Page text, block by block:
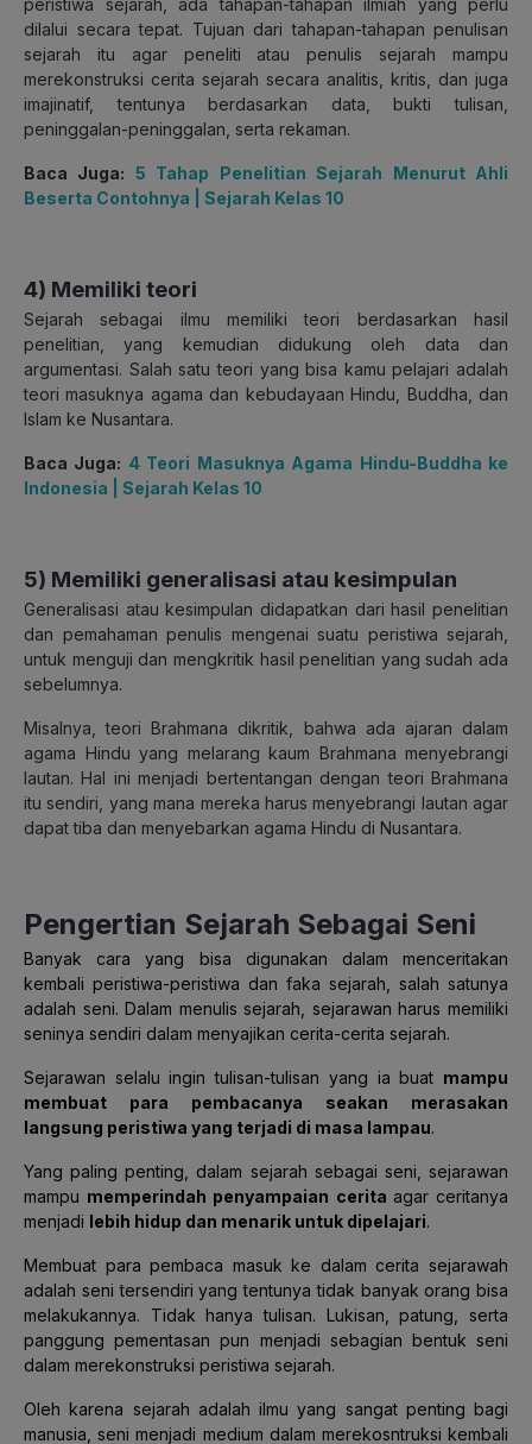
dilalui secara tepat. Tujuan dari tahapan-tahapan penulisan
sejarah itu agar peneliti atau penulis sejarah mampu
merekonstruksi cerita sejarah secara analitis, kritis, dan juga
imajinatif, tentunya berdasarkan data, bukti tulisan,
peninggalan-peninggalan, serta rekaman.
Baca Juga: 5 Tahap Penelitian Sejarah Menurut Ahli
Beserta Contohnya | Sejarah Kelas 10
4) Memiliki teori
Sejarah sebagai ilmu memiliki teori berdasarkan hasil
penelitian, yang kemudian didukung oleh data dan
argumentasi. Salah satu teori yang bisa kamu pelajari adalah
teori masuknya agama dan kebudayaan Hindu, Buddha, dan
Islam ke Nusantara.
Baca Juga: 4 Teori Masuknya Agama Hindu-Buddha ke
Indonesia | Sejarah Kelas 10
5) Memiliki generalisasi atau kesimpulan
Generalisasi atau kesimpulan didapatkan dari hasil penelitian
dan pemahaman penulis mengenai suatu peristiwa sejarah,
untuk menguji dan mengkritik hasil penelitian yang sudah ada
sebelumnya.
Misalnya, teori Brahmana dikritik, bahwa ada ajaran dalam
agama Hindu yang melarang kaum Brahmana menyebrangi
lautan. Hal ini menjadi bertentangan dengan teori Brahmana
itu sendiri, yang mana mereka harus menyebrangi lautan agar
dapat tiba dan menyebarkan agama Hindu di Nusantara.
Pengertian Sejarah Sebagai Seni
Banyak cara yang bisa digunakan dalam menceritakan
kembali peristiwa-peristiwa dan faka sejarah, salah satunya
adalah seni. Dalam menulis sejarah, sejarawan harus memiliki
seninya sendiri dalam menyajikan cerita-cerita sejarah.
Sejarawan selalu ingin tulisan-tulisan yang ia buat mampu
membuat para pembacanya seakan merasakan
langsung peristiwa yang terjadi di masa lampau.
Yang paling penting, dalam sejarah sebagai seni, sejarawan
mampu memperindah penyampaian cerita agar ceritanya
menjadi lebih hidup dan menarik untuk dipelajari.
Membuat para pembaca masuk ke dalam cerita sejarawah
adalah seni tersendiri yang tentunya tidak banyak orang bisa
melakukannya. Tidak hanya tulisan. Lukisan, patung, serta
panggung pementasan pun menjadi sebagian bentuk seni
dalam merekonstruksi peristiwa sejarah.
Oleh karena sejarah adalah ilmu yang sangat penting bagi
manusia, seni menjadi medium dalam merekosntruksi kembali